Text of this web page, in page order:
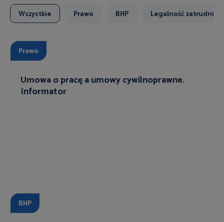
Wszystkie Prawo BHP Legalność
Prawo
Umowa o pracę a umowy cywilnoprawne.
Informator
BHP